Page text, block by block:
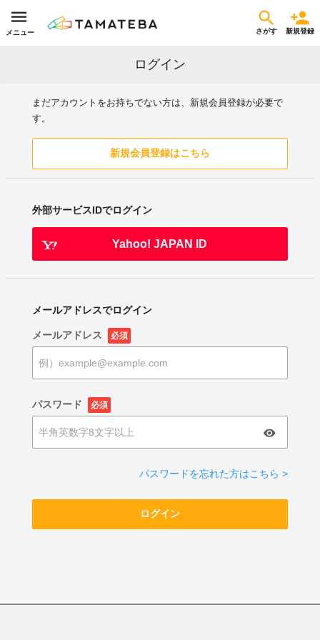
メニュー さがす 新規登録
ログイン
まだアカウントをお持ちでない方は、新規会員登録が必要で
す。
新規会員登録はこちら
外部サービスIDでログイン
Yahoo! JAPAN ID
メールアドレスでログイン
メールアドレス 必須
パスワード 必須
パスワードを忘れた方はこちら >
ログイン